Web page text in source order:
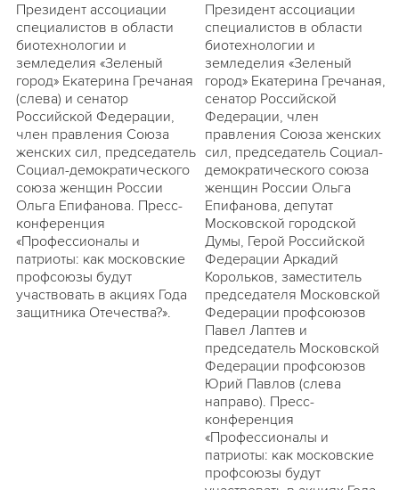
Президент ассоциации
специалистов в области
биотехнологии и
земледелия «Зеленый
город» Екатерина Гречаная
(слева) и сенатор
Российской Федерации,
член правления Союза
женских сил, председатель
Социал-демократического
союза женщин России
Ольга Епифанова. Пресс-
конференция
«Профессионалы и
патриоты: как московские
профсоюзы будут
участвовать в акциях Года
защитника Отечества?».
Президент ассоциации
специалистов в области
биотехнологии и
земледелия «Зеленый
город» Екатерина Гречаная,
сенатор Российской
Федерации, член
правления Союза женских
сил, председатель Социал-
демократического союза
женщин России Ольга
Епифанова, депутат
Московской городской
Думы, Герой Российской
Федерации Аркадий
Корольков, заместитель
председателя Московской
Федерации профсоюзов
Павел Лаптев и
председатель Московской
Федерации профсоюзов
Юрий Павлов (слева
направо). Пресс-
конференция
«Профессионалы и
патриоты: как московские
профсоюзы будут